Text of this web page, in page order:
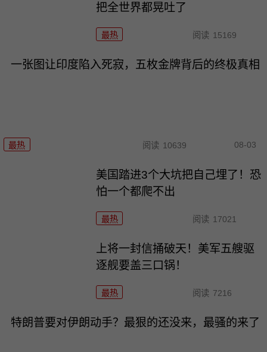
把全世界都晃吐了
最热 阅读 15169
一张图让印度陷入死寂，五枚金牌背后的终极真相
最热 阅读 10639 08-03
美国踏进3个大坑把自己埋了！恐
怕一个都爬不出
最热 阅读 17021
上将一封信捅破天！美军五艘驱
逐舰要盖三口锅！
最热 阅读 7216
特朗普要对伊朗动手？最狠的还没来，最骚的来了